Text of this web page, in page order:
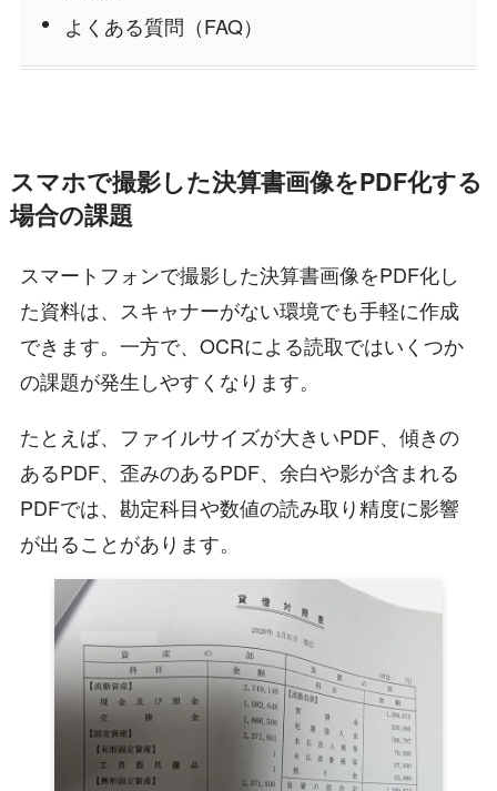
よくある質問（FAQ）
スマホで撮影した決算書画像をPDF化する
場合の課題
スマートフォンで撮影した決算書画像をPDF化し
た資料は、スキャナーがない環境でも手軽に作成
できます。一方で、OCRによる読取ではいくつか
の課題が発生しやすくなります。
たとえば、ファイルサイズが大きいPDF、傾きの
あるPDF、歪みのあるPDF、余白や影が含まれる
PDFでは、勘定科目や数値の読み取り精度に影響
が出ることがあります。